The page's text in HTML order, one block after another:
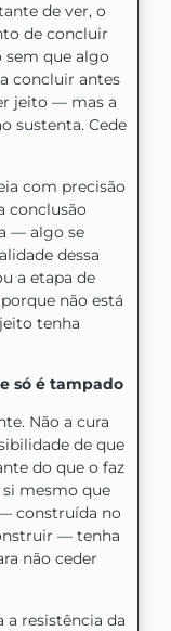
de ver, o
de concluir
que algo
concluir antes
jeito — mas a
sustenta. Cede
com precisão
conclusão
— algo se
dessa
a etapa de
não está
tenha
só é tampado
Não a cura
de que
do que o faz
mesmo que
construída no
— tenha
não ceder
a resistência da